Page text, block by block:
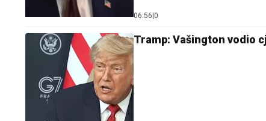
06:56|0
Tramp: Vašington vodio